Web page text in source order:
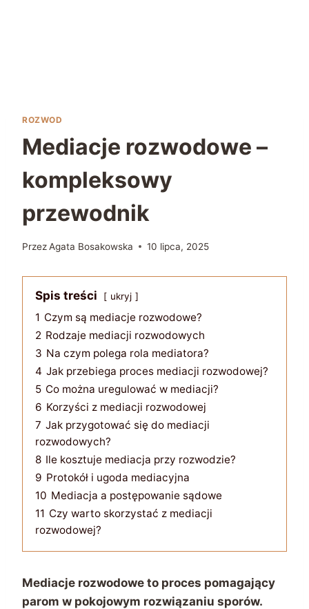
ROZWOD
Mediacje rozwodowe –
kompleksowy
przewodnik
PrzezAgata Bosakowska 10 lipca, 2025
Spis treści ukryj
1 Czym są mediacje rozwodowe?
2 Rodzaje mediacji rozwodowych
3 Na czym polega rola mediatora?
4 Jak przebiega proces mediacji rozwodowej?
5 Co można uregulować w mediacji?
6 Korzyści z mediacji rozwodowej
7 Jak przygotować się do mediacji
rozwodowych?
8 Ile kosztuje mediacja przy rozwodzie?
9 Protokół i ugoda mediacyjna
10 Mediacja a postępowanie sądowe
11 Czy warto skorzystać z mediacji
rozwodowej?
Mediacje rozwodowe to proces pomagający
parom w pokojowym rozwiązaniu sporów.